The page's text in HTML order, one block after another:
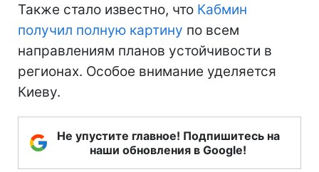
Также стало известно, что Кабмин
получил полную картину по всем
направлениям планов устойчивости в
регионах. Особое внимание уделяется
Киеву.
Не упустите главное! Подпишитесь на
наши обновления в Google!